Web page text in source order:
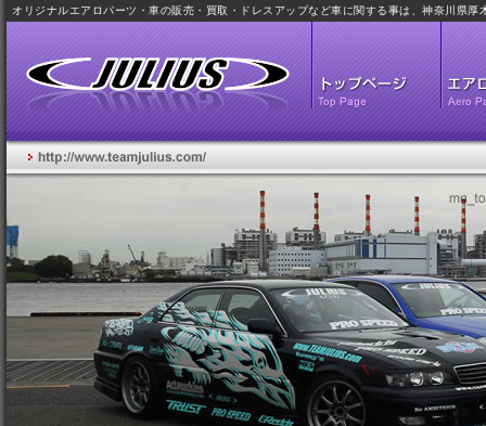
オリジナルエアロパーツ・車の販売・買取・ドレスアップなど車に関する事は、神奈川県